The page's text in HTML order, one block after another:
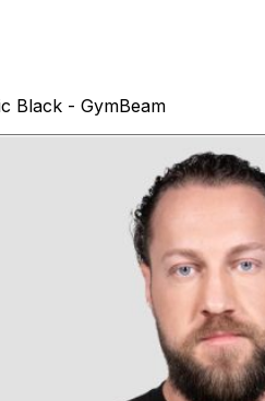
Black - GymBeam